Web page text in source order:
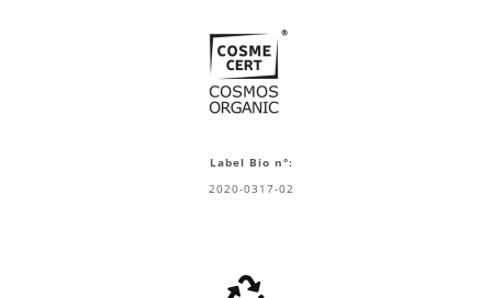
Label Bio n°:
2020-0317-02